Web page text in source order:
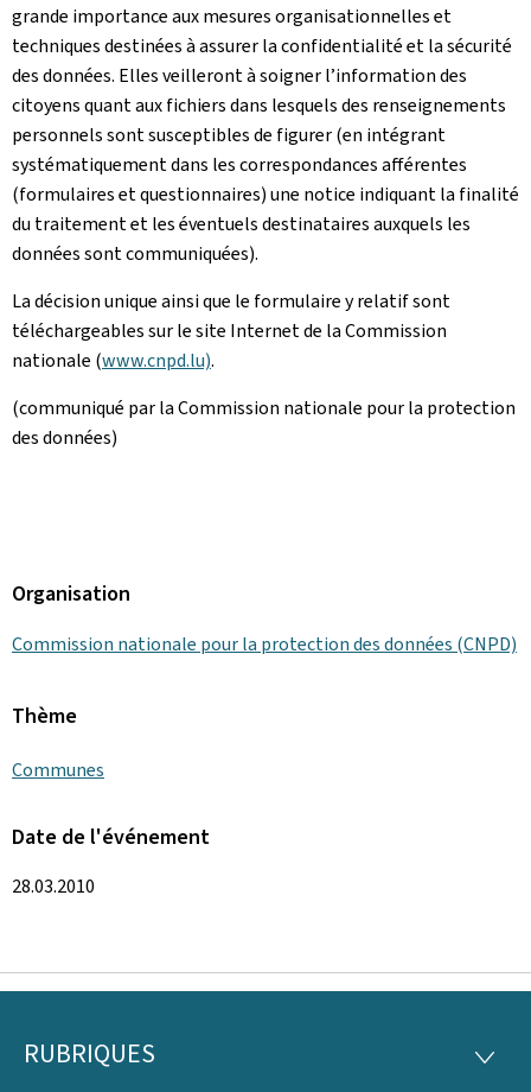
grande importance aux mesures organisationnelles et
techniques destinées à assurer la confidentialité et la sécurité
des données. Elles veilleront à soigner l’information des
citoyens quant aux fichiers dans lesquels des renseignements
personnels sont susceptibles de figurer (en intégrant
systématiquement dans les correspondances afférentes
(formulaires et questionnaires) une notice indiquant la finalité
du traitement et les éventuels destinataires auxquels les
données sont communiquées).
La décision unique ainsi que le formulaire y relatif sont
téléchargeables sur le site Internet de la Commission
nationale (www.cnpd.lu).
(communiqué par la Commission nationale pour la protection
des données)
Organisation
Commission nationale pour la protection des données (CNPD)
Thème
Communes
Date de l'événement
28.03.2010
Pied
RUBRIQUES